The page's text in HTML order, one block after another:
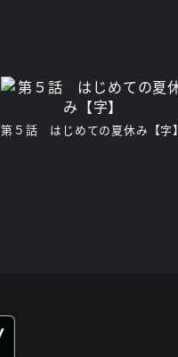
第５話 はじめての夏休み【字】